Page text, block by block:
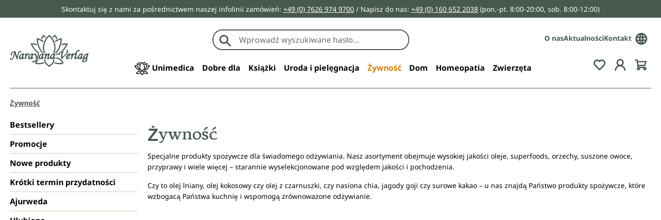
Przejdź do głównej nawigacji
Skontaktuj się z nami za pośrednictwem naszej infolinii zamówień: +49 (0) 7626 974 9700 / Napisz do nas: +49 (0) 160 652 2038 (pon.-pt. 8:00-20:00, sob. 8:00-12:00)
O nasAktualnościKontakt
Unimedica Dobre dla Książki Uroda i pielęgnacja Żywność Dom Homeopatia Zwierzęta You have 0
Żywność
Bestsellery
Promocje
Nowe produkty
Krótki termin przydatności
Ajurweda
Żywność
Specjalne produkty spożywcze dla świadomego odżywiania. Nasz asortyment obejmuje wysokiej jakości oleje, superfoods, orzechy, suszone owoce,
przyprawy i wiele więcej – starannie wyselekcjonowane pod względem jakości i pochodzenia.
Czy to olej lniany, olej kokosowy czy olej z czarnuszki, czy nasiona chia, jagody goji czy surowe kakao – u nas znajdą Państwo produkty spożywcze, które
wzbogacą Państwa kuchnię i wspomogą zrównoważone odżywianie.